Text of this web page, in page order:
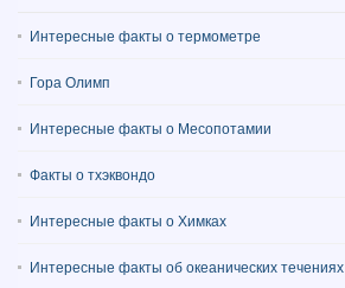
Интересные факты о термометре
Гора Олимп
Интересные факты о Месопотамии
Факты о тхэквондо
Интересные факты о Химках
Интересные факты об океанических течениях